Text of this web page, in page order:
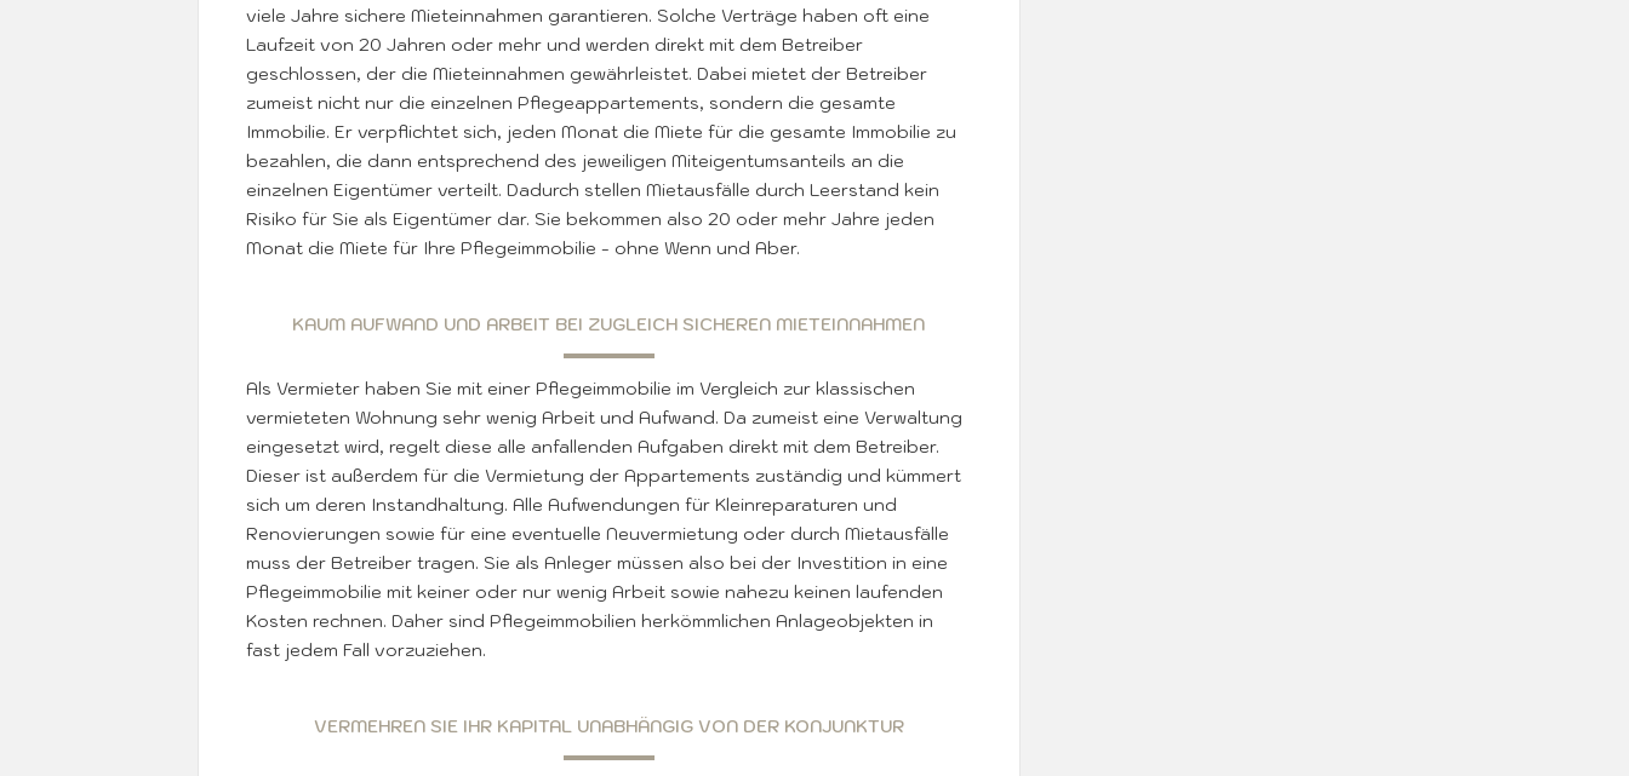
viele Jahre sichere Mieteinnahmen garantieren. Solche Verträge haben oft eine
Laufzeit von 20 Jahren oder mehr und werden direkt mit dem Betreiber
geschlossen, der die Mieteinnahmen gewährleistet. Dabei mietet der Betreiber
zumeist nicht nur die einzelnen Pflegeappartements, sondern die gesamte
Immobilie. Er verpflichtet sich, jeden Monat die Miete für die gesamte Immobilie zu
bezahlen, die dann entsprechend des jeweiligen Miteigentumsanteils an die
einzelnen Eigentümer verteilt. Dadurch stellen Mietausfälle durch Leerstand kein
Risiko für Sie als Eigentümer dar. Sie bekommen also 20 oder mehr Jahre jeden
Monat die Miete für Ihre Pflegeimmobilie - ohne Wenn und Aber.
KAUM AUFWAND UND ARBEIT BEI ZUGLEICH SICHEREN MIETEINNAHMEN
Als Vermieter haben Sie mit einer Pflegeimmobilie im Vergleich zur klassischen
vermieteten Wohnung sehr wenig Arbeit und Aufwand. Da zumeist eine Verwaltung
eingesetzt wird, regelt diese alle anfallenden Aufgaben direkt mit dem Betreiber.
Dieser ist außerdem für die Vermietung der Appartements zuständig und kümmert
sich um deren Instandhaltung. Alle Aufwendungen für Kleinreparaturen und
Renovierungen sowie für eine eventuelle Neuvermietung oder durch Mietausfälle
muss der Betreiber tragen. Sie als Anleger müssen also bei der Investition in eine
Pflegeimmobilie mit keiner oder nur wenig Arbeit sowie nahezu keinen laufenden
Kosten rechnen. Daher sind Pflegeimmobilien herkömmlichen Anlageobjekten in
fast jedem Fall vorzuziehen.
VERMEHREN SIE IHR KAPITAL UNABHÄNGIG VON DER KONJUNKTUR